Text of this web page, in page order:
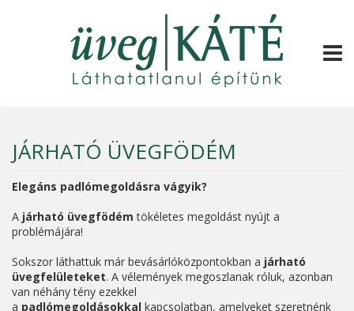
JÁRHATÓ ÜVEGFÖDÉM
Elegáns padlómegoldásra vágyik?
A járható üvegfödém tökéletes megoldást nyújt a
problémájára!
Sokszor láthattuk már bevásárlóközpontokban a járható
üvegfelületeket. A vélemények megoszlanak róluk, azonban
van néhány tény ezekkel
a padlómegoldásokkal kapcsolatban, amelyeket szeretnénk